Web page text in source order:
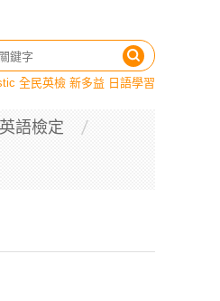
全民英檢 新多益 日語學習
英語檢定